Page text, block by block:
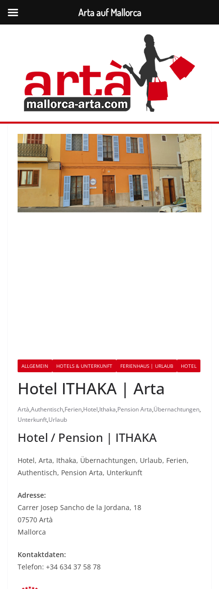
ALLGEMEIN HOTELS & UNTERKUNFT FERIENHAUS | URLAUB HOTEL
Hotel ITHAKA | Arta
Artà,Authentisch,Ferien,Hotel,Ithaka,Pension Arta,Übernachtungen,
Unterkunft,Urlaub
Hotel / Pension | ITHAKA
Hotel, Arta, Ithaka, Übernachtungen, Urlaub, Ferien,
Authentisch, Pension Arta, Unterkunft
Adresse:
Carrer Josep Sancho de la Jordana, 18
07570 Artà
Mallorca
Kontaktdaten:
Telefon: +34 634 37 58 78
Arta auf Mallorca